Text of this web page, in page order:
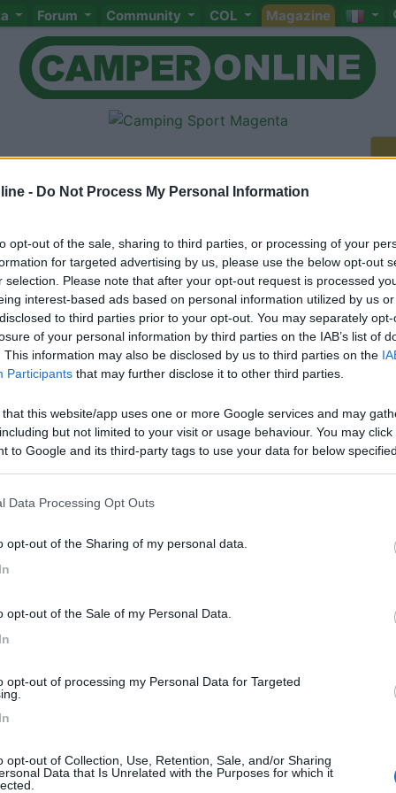
- Do Not Process My Personal Information
opt-out of the sale, sharing to third parties, or processing of your
for targeted advertising by us, please use the below opt-out
selection. Please note that after your opt-out request is processed
interest-based ads based on personal information utilized by us
to third parties prior to your opt-out. You may separately
of your personal information by third parties on the IAB’s list of
This information may also be disclosed by us to third parties on the
Participants that may further disclose it to other third parties.
that this website/app uses one or more Google services and may
but not limited to your visit or usage behaviour. You may
to Google and its third-party tags to use your data for below
Data Processing Opt Outs
opt-out of the Sharing of my personal data.
opt-out of the Sale of my Personal Data.
opt-out of processing my Personal Data for Targeted
opt-out of Collection, Use, Retention, Sale, and/or Sharing
Data that Is Unrelated with the Purposes for which it
Forum Community COL Magazine
Meccanica Cellula Accessori Eventi Leggi Comportamenti
Attivi
< >
informazione che nel libretto di istruzioni non sono riuscito a
va tenuta tirata o libera. Penso che questa valvola manda aria
Meccanica Cellula Accessori Eventi
è la prima volta che scrivo su
Teleco Dilent 3 5400 btu
Mi piacerebbe sapere da chi lo sta